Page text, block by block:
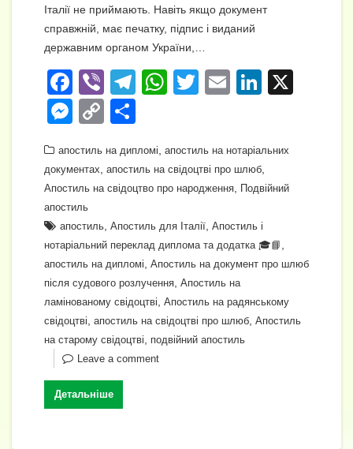
Італії не приймають. Навіть якщо документ
справжній, має печатку, підпис і виданий
державним органом України,…
F
a
c
e
b
o
o
k
Vi
b
er
T
gr
a
W
s
A
p
T
er
E
Li
e
dI
M
ss
e
n
g
er
C
p
y
n
k
ді
л
т
и
с
я
апостиль на дипломі, апостиль на нотаріальних
документах, апостиль на свідоцтві про шлюб,
Апостиль на свідоцтво про народження, Подвійний
апостиль
апостиль, Апостиль для Італії, Апостиль і
нотаріальний переклад диплома та додатка 🎓📘 ,
апостиль на дипломі, Апостиль на документ про шлюб
після судового розлучення, Апостиль на
ламінованому свідоцтві, Апостиль на радянському
свідоцтві, апостиль на свідоцтві про шлюб, Апостиль
на старому свідоцтві, подвійний апостиль
Leave a comment
Детальніше